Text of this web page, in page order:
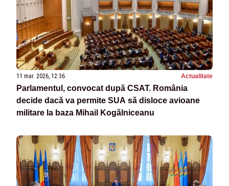
11 mar. 2026, 12:36 Actualitate
Parlamentul, convocat după CSAT. România
decide dacă va permite SUA să disloce avioane
militare la baza Mihail Kogălniceanu